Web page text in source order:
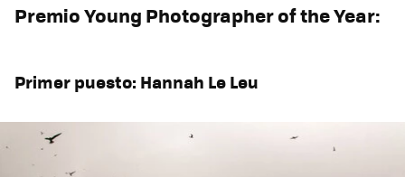
Premio Young Photographer of the Year:
Primer puesto: Hannah Le Leu